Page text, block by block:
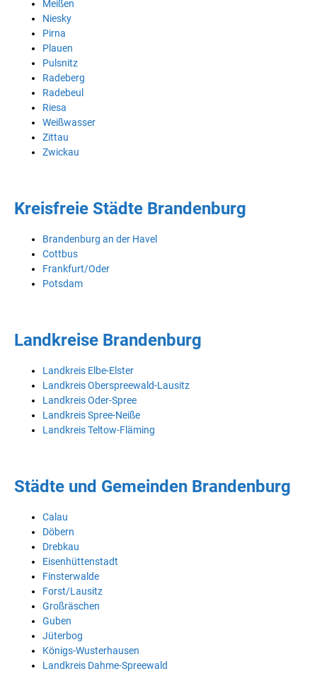
Meißen
Niesky
Pirna
Plauen
Pulsnitz
Radeberg
Radebeul
Riesa
Weißwasser
Zittau
Zwickau
Kreisfreie Städte Brandenburg
Brandenburg an der Havel
Cottbus
Frankfurt/Oder
Potsdam
Landkreise Brandenburg
Landkreis Elbe-Elster
Landkreis Oberspreewald-Lausitz
Landkreis Oder-Spree
Landkreis Spree-Neiße
Landkreis Teltow-Fläming
Städte und Gemeinden Brandenburg
Calau
Döbern
Drebkau
Eisenhüttenstadt
Finsterwalde
Forst/Lausitz
Großräschen
Guben
Jüterbog
Königs-Wusterhausen
Landkreis Dahme-Spreewald